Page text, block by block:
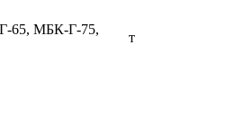
65, МБК-Г-75,
т